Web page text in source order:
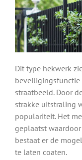
Dit type hekwerk
beveiligingsfunctie
straatbeeld. Door
strakke uitstraling
populariteit. Het
geplaatst
bestaat er de
te laten coaten.